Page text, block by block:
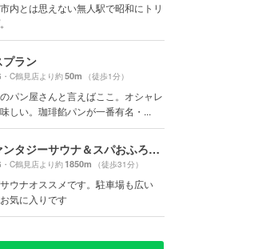
内とは思えない無人駅で昭和にトリ
プラン
C鶴見店より約50m （徒歩1分）
パン屋さんと言えばここ。オシャレ
しい。珈琲餡パンが一番有名・...
ファンタジーサウナ＆スパおふろの国
C鶴見店より約1850m （徒歩31分）
ウナオススメです。駐車場も広い
気に入りです